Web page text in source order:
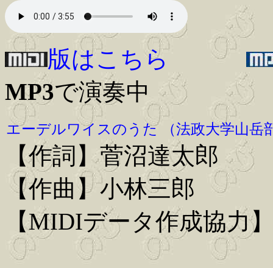
版はこちら
MP3で演奏中
エーデルワイスのうた （法政大学山岳
【作詞】菅沼達太郎
【作曲】小林三郎
【MIDIデータ作成協力